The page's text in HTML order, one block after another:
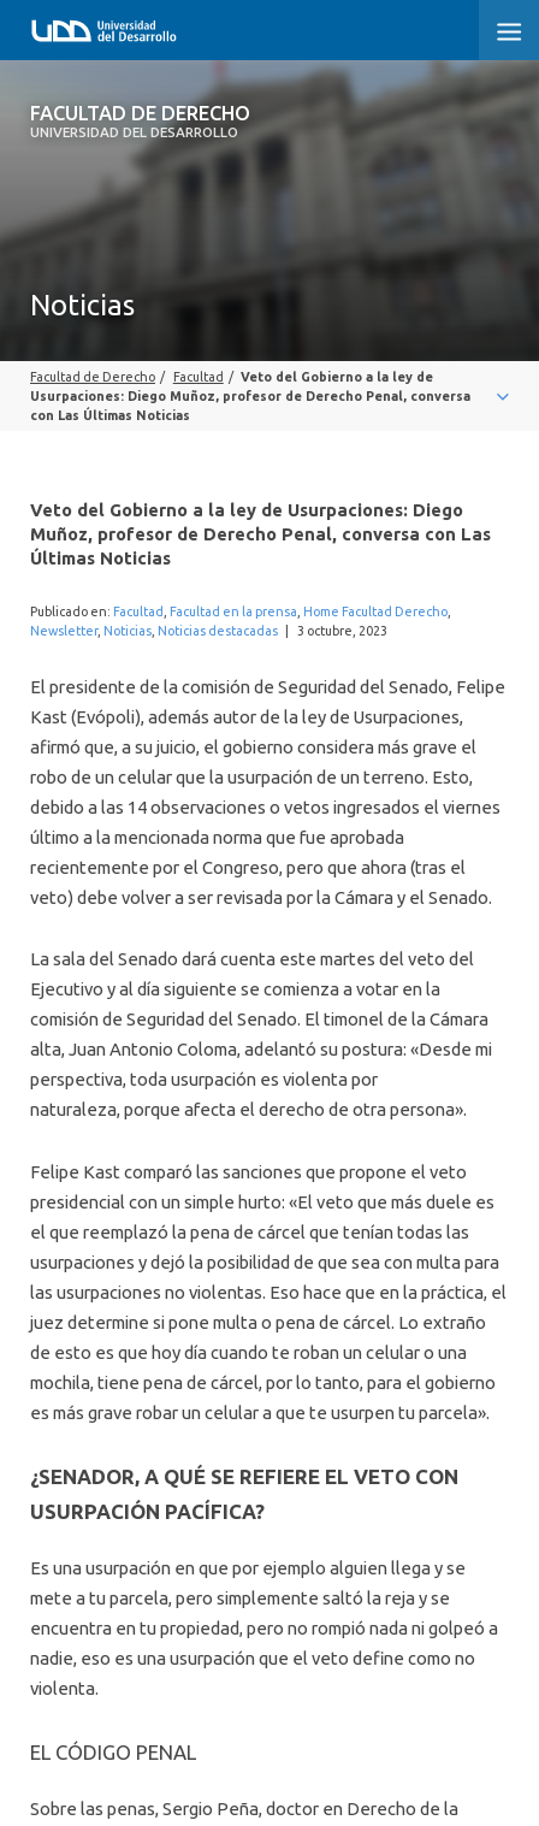
FACULTAD DE DERECHO
UNIVERSIDAD DEL DESARROLLO
FACULTAD DE DERECHO
SOBRE LA FACULTAD
PROFESORES
INTERNACIONAL
Noticias
Facultad de Derecho / Facultad / Veto del Gobierno a la ley de
Usurpaciones: Diego Muñoz, profesor de Derecho Penal, conversa
con Las Últimas Noticias
Veto del Gobierno a la ley de Usurpaciones: Diego
Muñoz, profesor de Derecho Penal, conversa con Las
Últimas Noticias
Publicado en: Facultad Facultad en la prensa Home Facultad Derecho
Newsletter, Noticias Noticias destacadas 3 octubre, 2023
El presidente de la comisión de Seguridad del Senado, Felipe
Kast (Evópoli), además autor de la ley de Usurpaciones,
afirmó que, a su juicio, el gobierno considera más grave el
robo de un celular que la usurpación de un terreno. Esto,
debido a las 14 observaciones o vetos ingresados el viernes
último a la mencionada norma que fue aprobada
recientemente por el Congreso, pero que ahora (tras el
veto) debe volver a ser revisada por la Cámara y el Senado.
La sala del Senado dará cuenta este martes del veto del
Ejecutivo y al día siguiente se comienza a votar en la
comisión de Seguridad del Senado. El timonel de la Cámara
alta, Juan Antonio Coloma, adelantó su postura: «Desde mi
perspectiva, toda usurpación es violenta por
naturaleza, porque afecta el derecho de otra persona».
Felipe Kast comparó las sanciones que propone el veto
presidencial con un simple hurto: «El veto que más duele es
el que reemplazó la pena de cárcel que tenían todas las
usurpaciones y dejó la posibilidad de que sea con multa para
las usurpaciones no violentas. Eso hace que en la práctica, el
juez determine si pone multa o pena de cárcel. Lo extraño
de esto es que hoy día cuando te roban un celular o una
mochila, tiene pena de cárcel, por lo tanto, para el gobierno
es más grave robar un celular a que te usurpen tu parcela».
¿SENADOR, A QUÉ SE REFIERE EL VETO CON
USURPACIÓN PACÍFICA?
Es una usurpación en que por ejemplo alguien llega y se
mete a tu parcela, pero simplemente saltó la reja y se
encuentra en tu propiedad, pero no rompió nada ni golpeó a
nadie, eso es una usurpación que el veto define como no
violenta.
EL CÓDIGO PENAL
Sobre las penas, Sergio Peña, doctor en Derecho de la